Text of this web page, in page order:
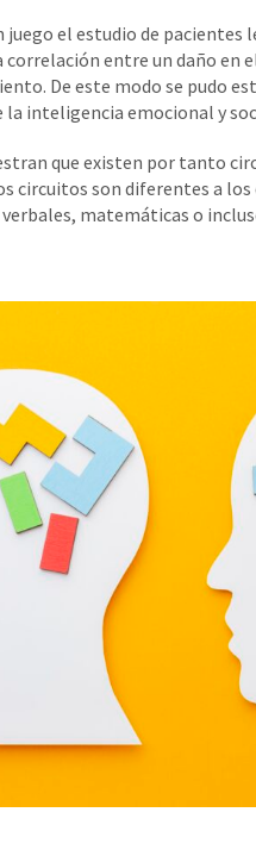
juego el estudio de
entre un daño en
De este modo se pudo
la inteligencia emocional y
que existen por tanto
circuitos son diferentes a
matemáticas o